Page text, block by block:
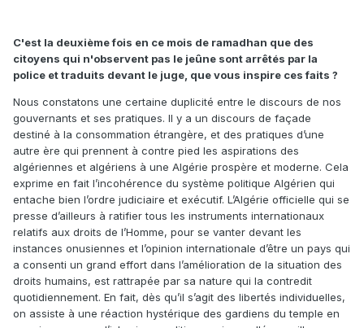
C'est la deuxième fois en ce mois de ramadhan que des
citoyens qui n'observent pas le jeûne sont arrêtés par la
police et traduits devant le juge, que vous inspire ces faits ?
Nous constatons une certaine duplicité entre le discours de nos
gouvernants et ses pratiques. Il y a un discours de façade
destiné à la consommation étrangère, et des pratiques d’une
autre ère qui prennent à contre pied les aspirations des
algériennes et algériens à une Algérie prospère et moderne. Cela
exprime en fait l’incohérence du système politique Algérien qui
entache bien l’ordre judiciaire et exécutif. L’Algérie officielle qui se
presse d’ailleurs à ratifier tous les instruments internationaux
relatifs aux droits de l’Homme, pour se vanter devant les
instances onusiennes et l’opinion internationale d’être un pays qui
a consenti un grand effort dans l’amélioration de la situation des
droits humains, est rattrapée par sa nature qui la contredit
quotidiennement. En fait, dès qu’il s’agit des libertés individuelles,
on assiste à une réaction hystérique des gardiens du temple en